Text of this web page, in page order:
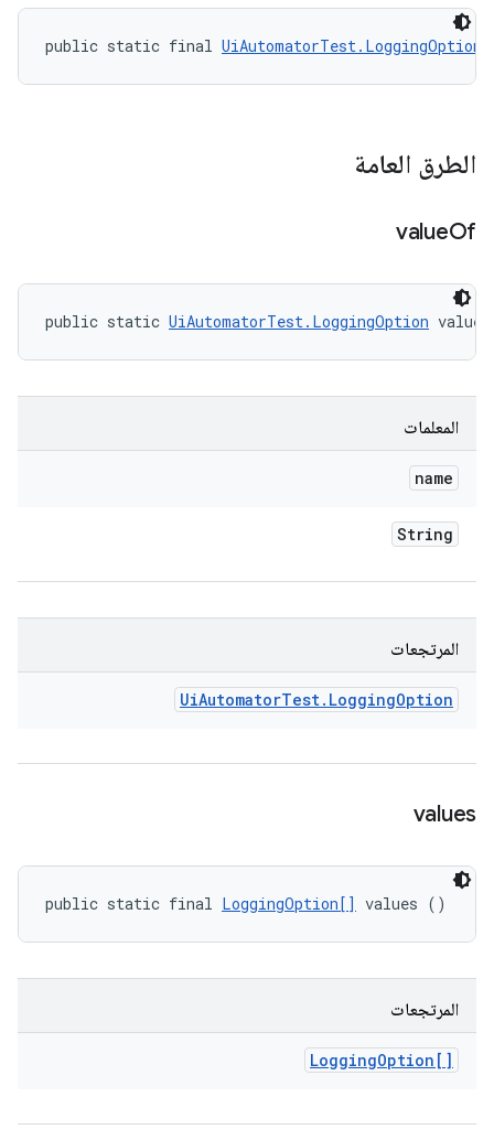
public static final UiAutomatorTest.LoggingOption
الطرق العامة
valueOf
public static UiAutomatorTest.LoggingOption
المعلمات
name
String
المرتجعات
UiAutomatorTest. LoggingOption
values
public static final LoggingOption[] values ()
المرتجعات
LoggingOption[]